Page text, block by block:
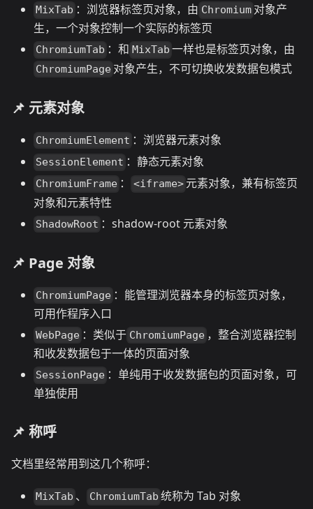
MixTab ：浏览器标签页对象，由 Chromium 对象产
生，一个对象控制一个实际的标签页
ChromiumTab ：和 MixTab 一样也是标签页对象，由
ChromiumPage 对象产生，不可切换收发数据包模式
📌 元素对象
ChromiumElement ：浏览器元素对象
SessionElement ：静态元素对象
ChromiumFrame ： <iframe> 元素对象，兼有标签页
对象和元素特性
ShadowRoot ：shadow-root 元素对象
📌 Page 对象
ChromiumPage ：能管理浏览器本身的标签页对象，
可用作程序入口
WebPage ：类似于 ChromiumPage ，整合浏览器控制
和收发数据包于一体的页面对象
SessionPage ：单纯用于收发数据包的页面对象，可
单独使用
📌 称呼
文档里经常用到这几个称呼：
MixTab 、 ChromiumTab 统称为 Tab 对象